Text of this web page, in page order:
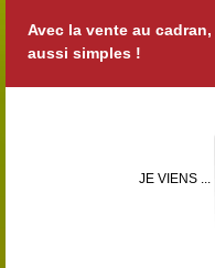
Avec la vente au
aussi simples !
JE VIENS ...